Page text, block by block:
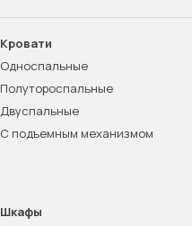
Кровати
Односпальные
Полутороспальные
Двуспальные
С подъемным механизмом
Шкафы